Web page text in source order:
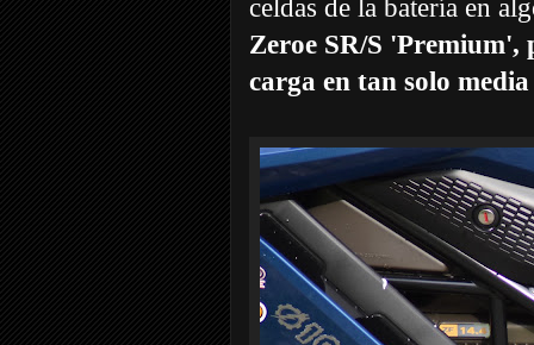
celdas de la batería en
Zeroe SR/S 'Premium',
carga en tan solo